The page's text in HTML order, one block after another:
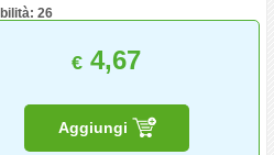
26
€ 4,67
Aggiungi